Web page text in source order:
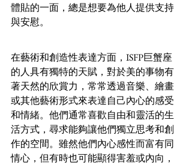
體貼的一面，總是想要為他人提供支持
與安慰。
在藝術和創造性表達方面，ISFP巨蟹座
的人具有獨特的天賦，對於美的事物有
著天然的欣賞力，常常透過音樂、繪畫
或其他藝術形式來表達自己內心的感受
和情緒。他們通常喜歡自由和靈活的生
活方式，尋求能夠讓他們獨立思考和創
作的空間。雖然他們內心感性而富有同
情心，但有時也可能顯得害羞或內向，